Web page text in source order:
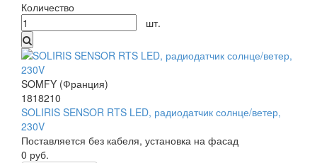
Количество
шт.
SOMFY (Франция)
1818210
SOLIRIS SENSOR RTS LED, радиодатчик солнце/ветер,
230V
Поставляется без кабеля, установка на фасад
0 руб.